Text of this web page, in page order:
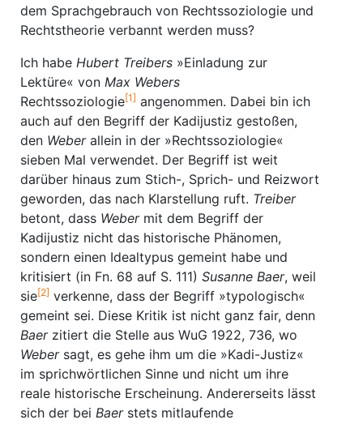
dem Sprachgebrauch von Rechtssoziologie und
Rechtstheorie verbannt werden muss?
Ich habe Hubert Treibers »Einladung zur
Lektüre« von Max Webers
Rechtssoziologie[1] angenommen. Dabei bin ich
auch auf den Begriff der Kadijustiz gestoßen,
den Weberallein in der »Rechtssoziologie«
sieben Mal verwendet. Der Begriff ist weit
darüber hinaus zum Stich-, Sprich- und Reizwort
geworden, das nach Klarstellung ruft. Treiber
betont, dass Webermit dem Begriff der
Kadijustiz nicht das historische Phänomen,
sondern einen Idealtypus gemeint habe und
kritisiert (in Fn. 68 auf S. 111) Susanne Baer, weil
sie[2] verkenne, dass der Begriff »typologisch«
gemeint sei. Diese Kritik ist nicht ganz fair, denn
Baerzitiert die Stelle aus WuG 1922, 736, wo
Webersagt, es gehe ihm um die »Kadi-Justiz«
im sprichwörtlichen Sinne und nicht um ihre
reale historische Erscheinung. Andererseits lässt
sich der bei Baerstets mitlaufende